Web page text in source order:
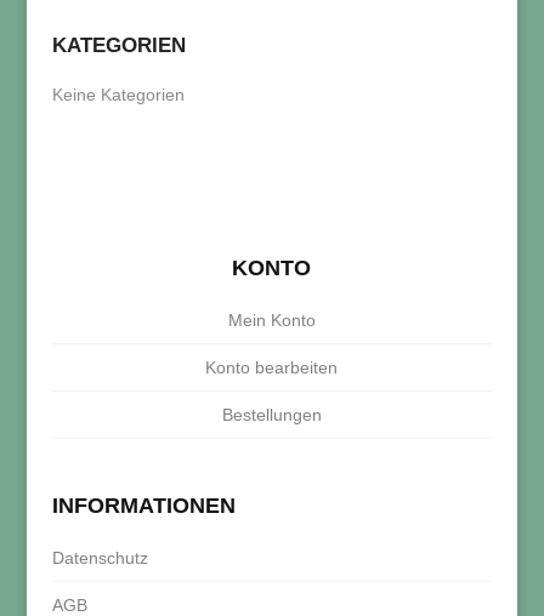
KATEGORIEN
Keine Kategorien
KONTO
Mein Konto
Konto bearbeiten
Bestellungen
INFORMATIONEN
Datenschutz
AGB